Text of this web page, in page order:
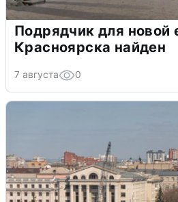
Подрядчик для новой
Красноярска найден
7 августа 0